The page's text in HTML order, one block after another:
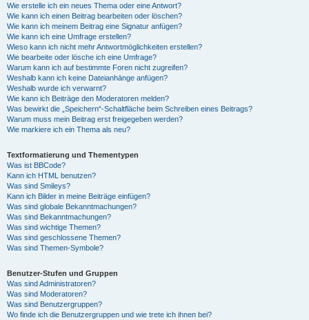
Wie erstelle ich ein neues Thema oder eine Antwort?
Wie kann ich einen Beitrag bearbeiten oder löschen?
Wie kann ich meinem Beitrag eine Signatur anfügen?
Wie kann ich eine Umfrage erstellen?
Wieso kann ich nicht mehr Antwortmöglichkeiten erstellen?
Wie bearbeite oder lösche ich eine Umfrage?
Warum kann ich auf bestimmte Foren nicht zugreifen?
Weshalb kann ich keine Dateianhänge anfügen?
Weshalb wurde ich verwarnt?
Wie kann ich Beiträge den Moderatoren melden?
Was bewirkt die „Speichern“-Schaltfläche beim Schreiben eines Beitrags?
Warum muss mein Beitrag erst freigegeben werden?
Wie markiere ich ein Thema als neu?
Textformatierung und Thementypen
Was ist BBCode?
Kann ich HTML benutzen?
Was sind Smileys?
Kann ich Bilder in meine Beiträge einfügen?
Was sind globale Bekanntmachungen?
Was sind Bekanntmachungen?
Was sind wichtige Themen?
Was sind geschlossene Themen?
Was sind Themen-Symbole?
Benutzer-Stufen und Gruppen
Was sind Administratoren?
Was sind Moderatoren?
Was sind Benutzergruppen?
Wo finde ich die Benutzergruppen und wie trete ich ihnen bei?